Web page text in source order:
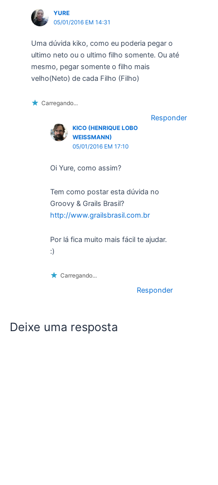
YURE
05/01/2016 EM 14:31
Uma dúvida kiko, como eu poderia pegar o
ultimo neto ou o ultimo filho somente. Ou até
mesmo, pegar somente o filho mais
velho(Neto) de cada Filho (Filho)
Carregando...
Responder
KICO (HENRIQUE LOBO
WEISSMANN)
05/01/2016 EM 17:10
Oi Yure, como assim?
Tem como postar esta dúvida no
Groovy & Grails Brasil?
http://www.grailsbrasil.com.br
Por lá fica muito mais fácil te ajudar.
:)
Carregando...
Responder
Deixe uma resposta